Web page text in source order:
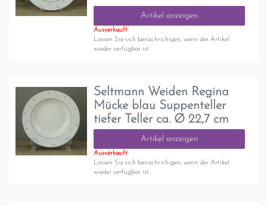
Artikel anzeigen
Ausverkauft
Lassen Sie sich benachrichigen, wenn der Artikel
wieder verfügbar ist.
Seltmann Weiden Regina
Mücke blau Suppenteller
tiefer Teller ca. Ø 22,7 cm
Artikel anzeigen
Ausverkauft
Lassen Sie sich benachrichigen, wenn der Artikel
wieder verfügbar ist.